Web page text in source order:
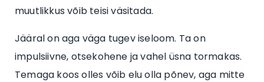
muutlikkus võib teisi väsitada.
Jääral on aga väga tugev iseloom. Ta on
impulsiivne, otsekohene ja vahel üsna tormakas.
Temaga koos olles võib elu olla põnev, aga mitte